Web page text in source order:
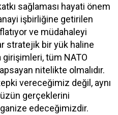
sağlaması hayati önem
işbirliğine getirilen
ve müdahaleyi
stratejik bir yük haline
tüm NATO
nitelikte olmalıdır.
vereceğimiz değil, aynı
gerçeklerini
edeceğimizdir.